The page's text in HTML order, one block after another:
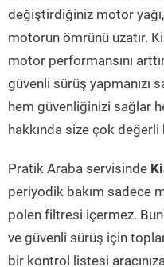
değiştirdiğiniz motor
motorun ömrünü uzatır.
motor performansını
güvenli sürüş yapmanızı
hem güvenliğinizi sağlar
hakkında size çok
Pratik Araba servisinde
periyodik bakım sadece
polen filtresi içermez.
ve güvenli sürüş için
bir kontrol listesi